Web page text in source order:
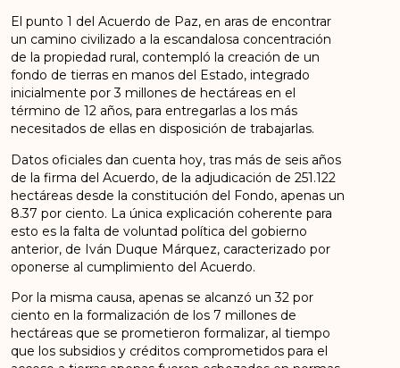
El punto 1 del Acuerdo de Paz, en aras de encontrar
un camino civilizado a la escandalosa concentración
de la propiedad rural, contempló la creación de un
fondo de tierras en manos del Estado, integrado
inicialmente por 3 millones de hectáreas en el
término de 12 años, para entregarlas a los más
necesitados de ellas en disposición de trabajarlas.
Datos oficiales dan cuenta hoy, tras más de seis años
de la firma del Acuerdo, de la adjudicación de 251.122
hectáreas desde la constitución del Fondo, apenas un
8.37 por ciento. La única explicación coherente para
esto es la falta de voluntad política del gobierno
anterior, de Iván Duque Márquez, caracterizado por
oponerse al cumplimiento del Acuerdo.
Por la misma causa, apenas se alcanzó un 32 por
ciento en la formalización de los 7 millones de
hectáreas que se prometieron formalizar, al tiempo
que los subsidios y créditos comprometidos para el